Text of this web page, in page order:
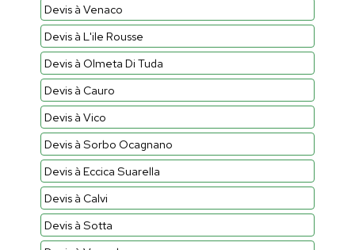
Devis à Venaco
Devis à L'ile Rousse
Devis à Olmeta Di Tuda
Devis à Cauro
Devis à Vico
Devis à Sorbo Ocagnano
Devis à Eccica Suarella
Devis à Calvi
Devis à Sotta